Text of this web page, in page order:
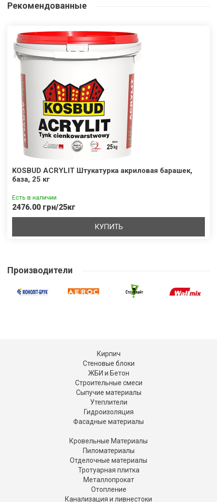
Рекомендованные
KOSBUD ACRYLIT Штукатурка акриловая барашек,
база, 25 кг
Есть в наличии
2476.00 грн/25кг
КУПИТЬ
Производители
Кирпич
Стеновые блоки
ЖБИ и Бетон
Строительные смеси
Сыпучие материалы
Утеплители
Гидроизоляция
Фасадные материалы
Кровельные Материалы
Пиломатериалы
Отделочные материалы
Тротуарная плитка
Металлопрокат
Отопление
Канализация и ливнестоки